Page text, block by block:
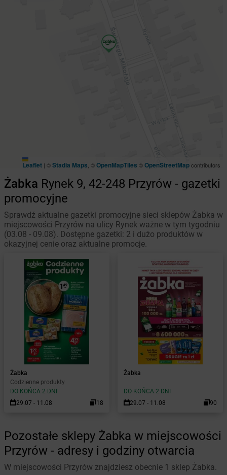
Leaflet | ©Stadia Maps , ©OpenMapTiles ©OpenStreetMapcontributors
Żabka Rynek 9, 42-248 Przyrów - gazetki
promocyjne
Sprawdź aktualne gazetki promocyjne sieci sklepów Żabka w
miejscowości Przyrów na ulicy Rynek ważne w tym tygodniu
(03.08 - 09.08). Dostępne gazetki: 2 i dużo produktów w
okazyjnej cenie oraz aktualne promocje.
Żabka
Codzienne produkty
DO KOŃCA 2 DNI
29.07 - 11.08
18
Żabka
DO KOŃCA 2 DNI
29.07 - 11.08
90
Pozostałe sklepy Żabka w miejscowości
Przyrów - adresy i godziny otwarcia
W miejscowości Przyrów znajdziesz obecnie 1 sklep Żabka.